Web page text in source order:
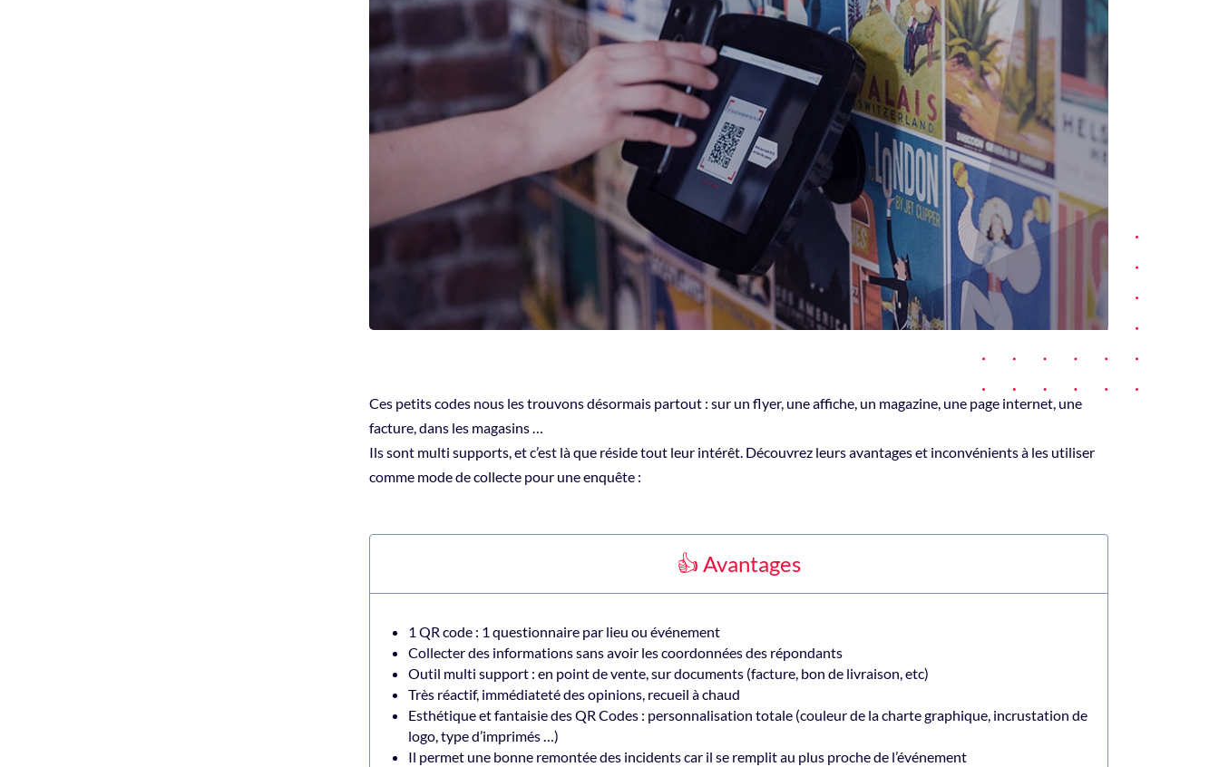
Ces petits codes nous les trouvons désormais partout : sur un flyer, une affiche, un magazine, une page internet, une
facture, dans les magasins …
Ils sont multi supports, et c’est là que réside tout leur intérêt. Découvrez leurs avantages et inconvénients à les utiliser
comme mode de collecte pour une enquête :
👍 Avantages
1 QR code : 1 questionnaire par lieu ou événement
Collecter des informations sans avoir les coordonnées des répondants
Outil multi support : en point de vente, sur documents (facture, bon de livraison, etc)
Très réactif, immédiateté des opinions, recueil à chaud
Esthétique et fantaisie des QR Codes : personnalisation totale (couleur de la charte graphique, incrustation de
logo, type d’imprimés …)
Il permet une bonne remontée des incidents car il se remplit au plus proche de l’événement